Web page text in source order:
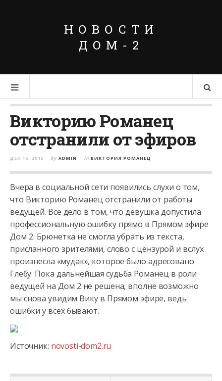
НОВОСТИ
ДОМ-2
Викторию Романец
отстранили от эфиров
ДЕК 16, 2016 by ADMIN in ВИКТОРИЯ РОМАНЕЦ
Вчера в социальной сети появились слухи о том,
что Викторию Романец отстранили от работы
ведущей. Все дело в том, что девушка допустила
профессиональную ошибку прямо в Прямом эфире
Дом 2. Брюнетка не смогла убрать из текста,
присланного зрителями, слово с цензурой и вслух
произнесла «мудак», которое было адресовано
Глебу. Пока дальнейшая судьба Романец в роли
ведущей на Дом 2 не решена, вполне возможно
мы снова увидим Вику в Прямом эфире, ведь
ошибки у всех бывают.
Источник: novosti-dom2.ru